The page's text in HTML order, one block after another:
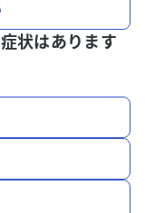
状はあります